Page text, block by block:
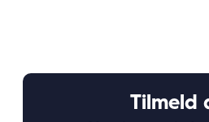
Tilmeld